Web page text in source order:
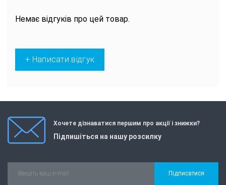
Немає відгуків про цей товар.
+ Написати відгук
Хочете дізнаватися першим про акції і знижки?
Підпишіться на нашу розсилку
Підписатися